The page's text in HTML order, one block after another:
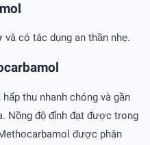
có tác dụng an thần nhẹ.
thu nhanh chóng và gần
Nồng độ đỉnh đạt được trong
được phân